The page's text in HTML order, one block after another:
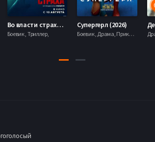
Во власти страха (2026)
Боевик , Триллер,
Супергерл (2026)
Боевик , Драма, Приключения, Фантастика,